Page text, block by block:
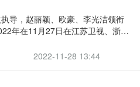
导，赵丽颖、欧豪、李光洁领衔
年在11月27日在江苏卫视、浙江
2022-11-28 13:44